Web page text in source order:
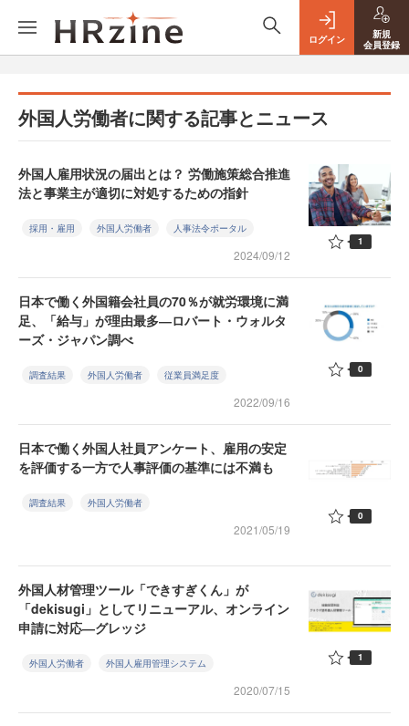
ログイン
新規
会員登録
外国人労働者に関する記事とニュース
外国人雇用状況の届出とは？ 労働施策総合推進
法と事業主が適切に対処するための指針
採用・雇用 外国人労働者 人事法令ポータル
2024/09/12
1
日本で働く外国籍会社員の70％が就労環境に満
足、「給与」が理由最多―ロバート・ウォルタ
ーズ・ジャパン調べ
調査結果 外国人労働者 従業員満足度
2022/09/16
0
日本で働く外国人社員アンケート、雇用の安定
を評価する一方で人事評価の基準には不満も
調査結果 外国人労働者
2021/05/19
0
外国人材管理ツール「できすぎくん」が
「dekisugi」としてリニューアル、オンライン
申請に対応―グレッジ
外国人労働者 外国人雇用管理システム
2020/07/15
1